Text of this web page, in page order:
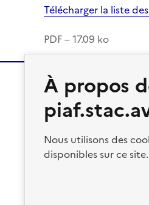
À propos
Nous utilisons des
disponibles sur ce site.
Télécharger la liste
PDF – 17.09 ko
CHARGÉ
DES TRANSPORTS